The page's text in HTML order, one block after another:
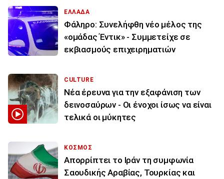
ΕΛΛΑΔΑ
Φάληρο: Συνελήφθη νέο μέλος της
«ομάδας Έντικ» - Συμμετείχε σε
εκβιασμούς επιχειρηματιών
CULTURE
Νέα έρευνα για την εξαφάνιση των
δεινοσαύρων - Οι ένοχοι ίσως να είναι
τελικά οι μύκητες
ΚΟΣΜΟΣ
Απορρίπτει το Ιράν τη συμφωνία
Σαουδικής Αραβίας, Τουρκίας και